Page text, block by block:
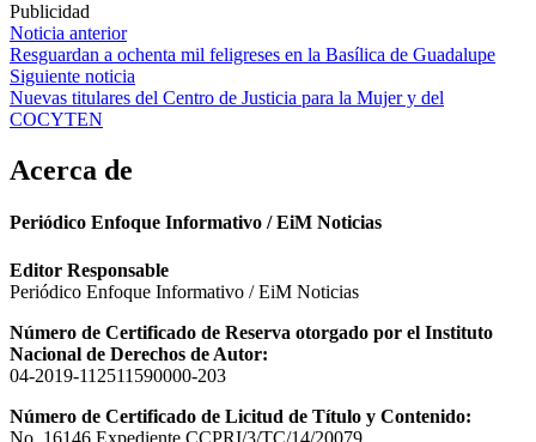
Publicidad
Navegación
de
entradas
Noticia anterior
Resguardan a ochenta mil feligreses en la Basílica de Guadalupe
Siguiente noticia
Nuevas titulares del Centro de Justicia para la Mujer y del
COCYTEN
Acerca de
Periódico Enfoque Informativo / EiM Noticias
Editor Responsable
Periódico Enfoque Informativo / EiM Noticias
Número de Certificado de Reserva otorgado por el Instituto
Nacional de Derechos de Autor:
04-2019-112511590000-203
Número de Certificado de Licitud de Título y Contenido:
No. 16146 Expediente CCPRI/3/TC/14/20079